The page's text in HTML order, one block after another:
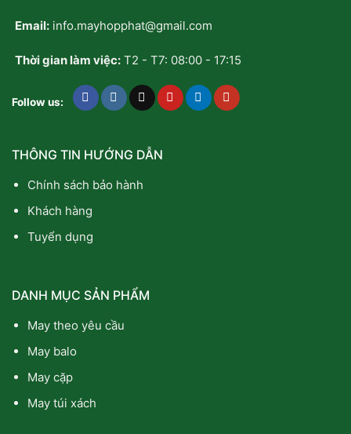
Email: info.mayhopphat@gmail.com
Thời gian làm việc: T2 - T7: 08:00 - 17:15
Follow us:
THÔNG TIN HƯỚNG DẪN
Chính sách bảo hành
Khách hàng
Tuyển dụng
DANH MỤC SẢN PHẨM
May theo yêu cầu
May balo
May cặp
May túi xách